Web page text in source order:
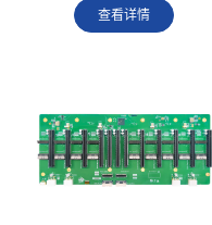
查看详情